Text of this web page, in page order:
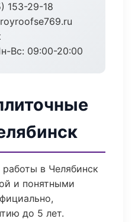
153-29-18
Вс: 09:00-20:00
в Челябинск
и понятными
до 5 лет.